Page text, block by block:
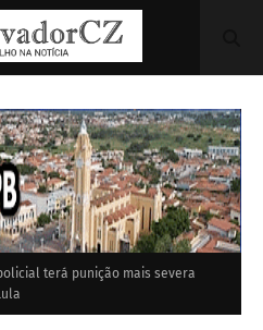
terá punição mais severa